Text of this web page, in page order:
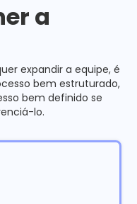
a
expandir a equipe, é
bem estruturado,
bem definido se
lo.